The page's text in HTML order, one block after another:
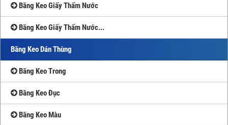
Băng Keo Giấy Thấm Nước
Băng Keo Giấy Thấm Nước...
Băng Keo Dán Thùng
Băng Keo Trong
Băng Keo Đục
Băng Keo Màu